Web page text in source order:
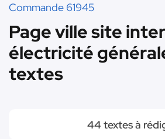
Commande 61945
Page ville site
électricité
textes
44 textes à